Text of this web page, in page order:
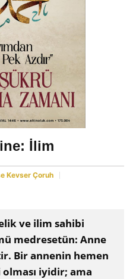
İlim
Kevser Çoruh
ve ilim sahibi
medresetün: Anne
Bir annenin hemen
iyidir; ama